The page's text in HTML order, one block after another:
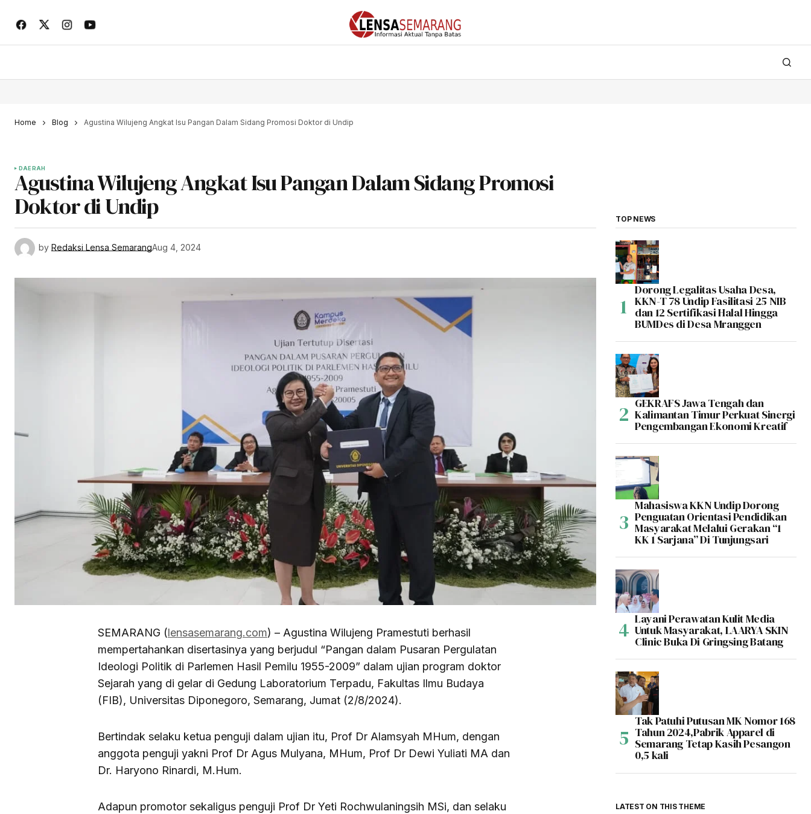
Home Blog Agustina Wilujeng Angkat Isu Pangan Dalam Sidang Promosi Doktor di Undip
DAERAH
Agustina Wilujeng Angkat Isu Pangan Dalam Sidang Promosi
Doktor di Undip
by Redaksi Lensa SemarangAug 4, 2024
SEMARANG (lensasemarang.com) – Agustina Wilujeng Pramestuti berhasil
mempertahankan disertasinya yang berjudul “Pangan dalam Pusaran Pergulatan
Ideologi Politik di Parlemen Hasil Pemilu 1955-2009” dalam ujian program doktor
Sejarah yang di gelar di Gedung Laboratorium Terpadu, Fakultas Ilmu Budaya
(FIB), Universitas Diponegoro, Semarang, Jumat (2/8/2024).
Bertindak selaku ketua penguji dalam ujian itu, Prof Dr Alamsyah MHum, dengan
anggota penguji yakni Prof Dr Agus Mulyana, MHum, Prof Dr Dewi Yuliati MA dan
Dr. Haryono Rinardi, M.Hum.
Adapun promotor sekaligus penguji Prof Dr Yeti Rochwulaningsih MSi, dan selaku
TOP NEWS
Dorong Legalitas Usaha Desa,
KKN-T 78 Undip Fasilitasi 25 NIB
dan 12 Sertifikasi Halal Hingga
BUMDes di Desa Mranggen
GEKRAFS Jawa Tengah dan
Kalimantan Timur Perkuat Sinergi
Pengembangan Ekonomi Kreatif
Mahasiswa KKN Undip Dorong
Penguatan Orientasi Pendidikan
Masyarakat Melalui Gerakan “1
KK 1 Sarjana” Di Tunjungsari
Layani Perawatan Kulit Media
Untuk Masyarakat, LAARYA SKIN
Clinic Buka Di Gringsing Batang
Tak Patuhi Putusan MK Nomor 168
Tahun 2024,Pabrik Apparel di
Semarang Tetap Kasih Pesangon
0,5 kali
LATEST ON THIS THEME